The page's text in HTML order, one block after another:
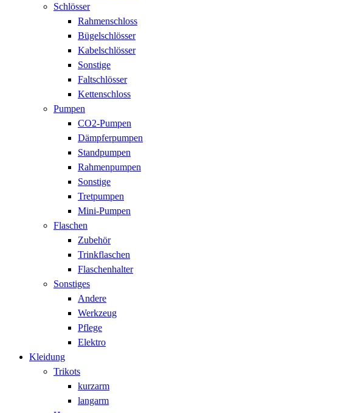
Schlösser
Rahmenschloss
Bügelschlösser
Kabelschlösser
Sonstige
Faltschlösser
Kettenschloss
Pumpen
CO2-Pumpen
Dämpferpumpen
Standpumpen
Rahmenpumpen
Sonstige
Tretpumpen
Mini-Pumpen
Flaschen
Zubehör
Trinkflaschen
Flaschenhalter
Sonstiges
Andere
Werkzeug
Pflege
Elektro
Kleidung
Trikots
kurzarm
langarm